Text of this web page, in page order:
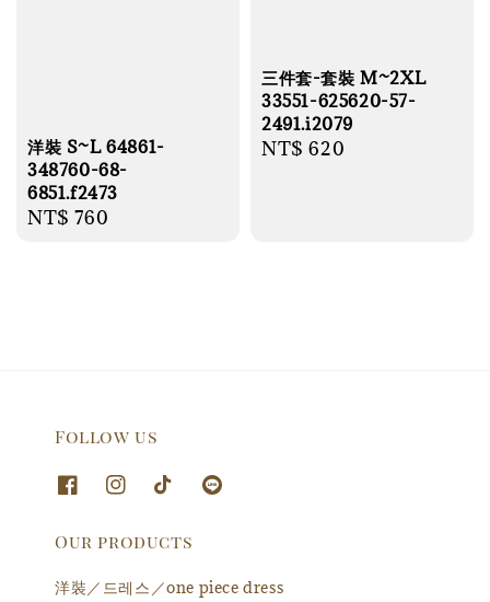
洋裝 S~L 64861-
348760-68-
6851.f2473
Regular
NT$ 760
三件套-套裝 M~2XL
33551-625620-57-
2491.i2079
Regular
NT$ 620
Follow us
Our products
洋裝／드레스／one piece dress